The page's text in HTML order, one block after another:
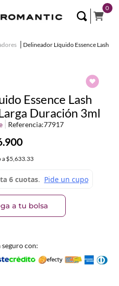
0
Delineador Líquido Essence Lash
Essence Lash
Duración 3ml
Referencia:77917
.900
a $5,633.33
a tu bolsa
con: